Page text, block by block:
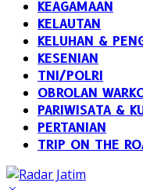
KEAGAMAAN
KELAUTAN
KELUHAN &
KESENIAN
TNI/POLRI
OBROLAN
PARIWISATA &
PERTANIAN
TRIP ON THE